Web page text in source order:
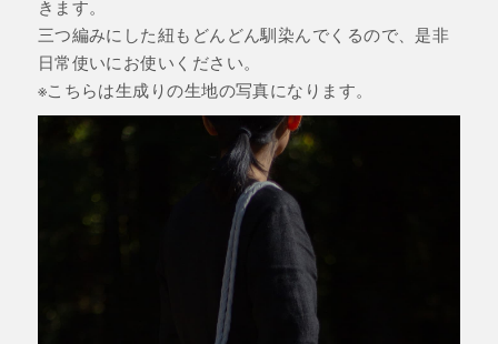
きます。
三つ編みにした紐もどんどん馴染んでくるので、是非
日常使いにお使いください。
※こちらは生成りの生地の写真になります。